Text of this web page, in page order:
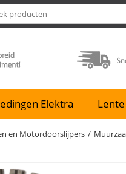
Elektra
en Motordoorslijpers /